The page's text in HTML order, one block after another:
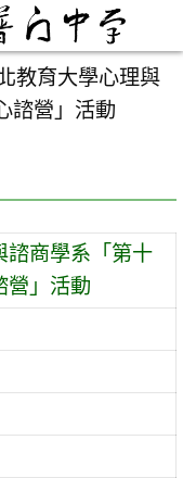
教育大學心理與
諮營」活動
諮商學系「第十
營」活動